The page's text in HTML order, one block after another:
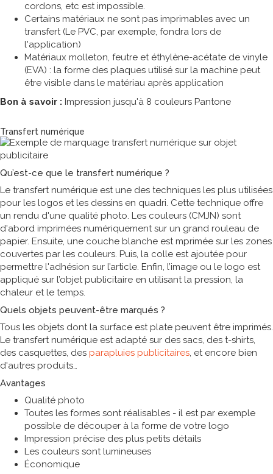
cordons, etc est impossible.
Certains matériaux ne sont pas imprimables avec un
transfert (Le PVC, par exemple, fondra lors de
l'application)
Matériaux molleton, feutre et éthylène-acétate de vinyle
(EVA) : la forme des plaques utilisé sur la machine peut
être visible dans le matériau après application
Bon à savoir : Impression jusqu'à 8 couleurs Pantone
Transfert numérique
Qu’est-ce que le transfert numérique ?
Le transfert numérique est une des techniques les plus utilisées
pour les logos et les dessins en quadri. Cette technique offre
un rendu d'une qualité photo. Les couleurs (CMJN) sont
d'abord imprimées numériquement sur un grand rouleau de
papier. Ensuite, une couche blanche est mprimée sur les zones
couvertes par les couleurs. Puis, la colle est ajoutée pour
permettre l'adhésion sur l’article. Enfin, l’image ou le logo est
appliqué sur l’objet publicitaire en utilisant la pression, la
chaleur et le temps.
Quels objets peuvent-être marqués ?
Tous les objets dont la surface est plate peuvent être imprimés.
Le transfert numérique est adapté sur des sacs, des t-shirts,
des casquettes, des parapluies publicitaires, et encore bien
d'autres produits
Avantages
Qualité photo
Toutes les formes sont réalisables - il est par exemple
possible de découper à la forme de votre logo
Impression précise des plus petits détails
Les couleurs sont lumineuses
Économique